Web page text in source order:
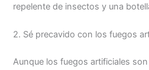
repelente de insectos y una
2. Sé precavido con los fuegos
Aunque los fuegos artificiales